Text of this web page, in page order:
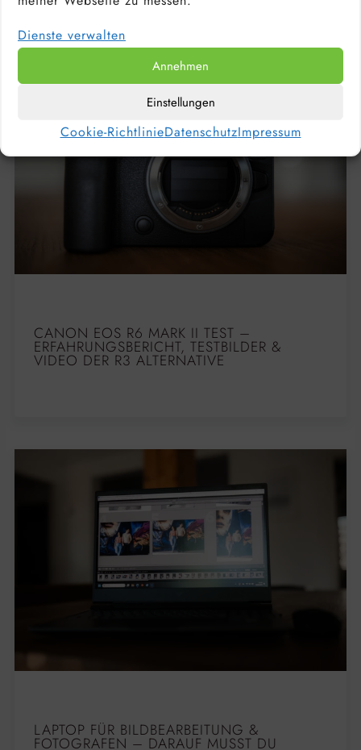
Dienste verwalten
Annehmen
Einstellungen
Cookie-RichtlinieDatenschutzImpressum
CANON EOS R6 MARK II TEST –
ERFAHRUNGSBERICHT, TESTBILDER &
VIDEO DER R3 ALTERNATIVE
LAPTOP FÜR BILDBEARBEITUNG &
FOTOGRAFEN – DARAUF MUSST DU